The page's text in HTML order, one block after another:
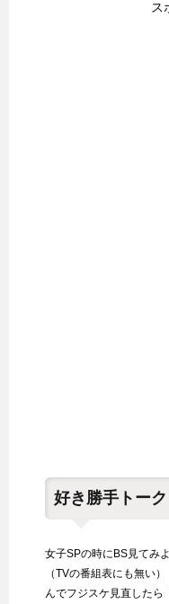
ス
好き勝手トーク
女子SPの時にBS見てみ
（TVの番組表にも無い）
んでフジスケ見直した